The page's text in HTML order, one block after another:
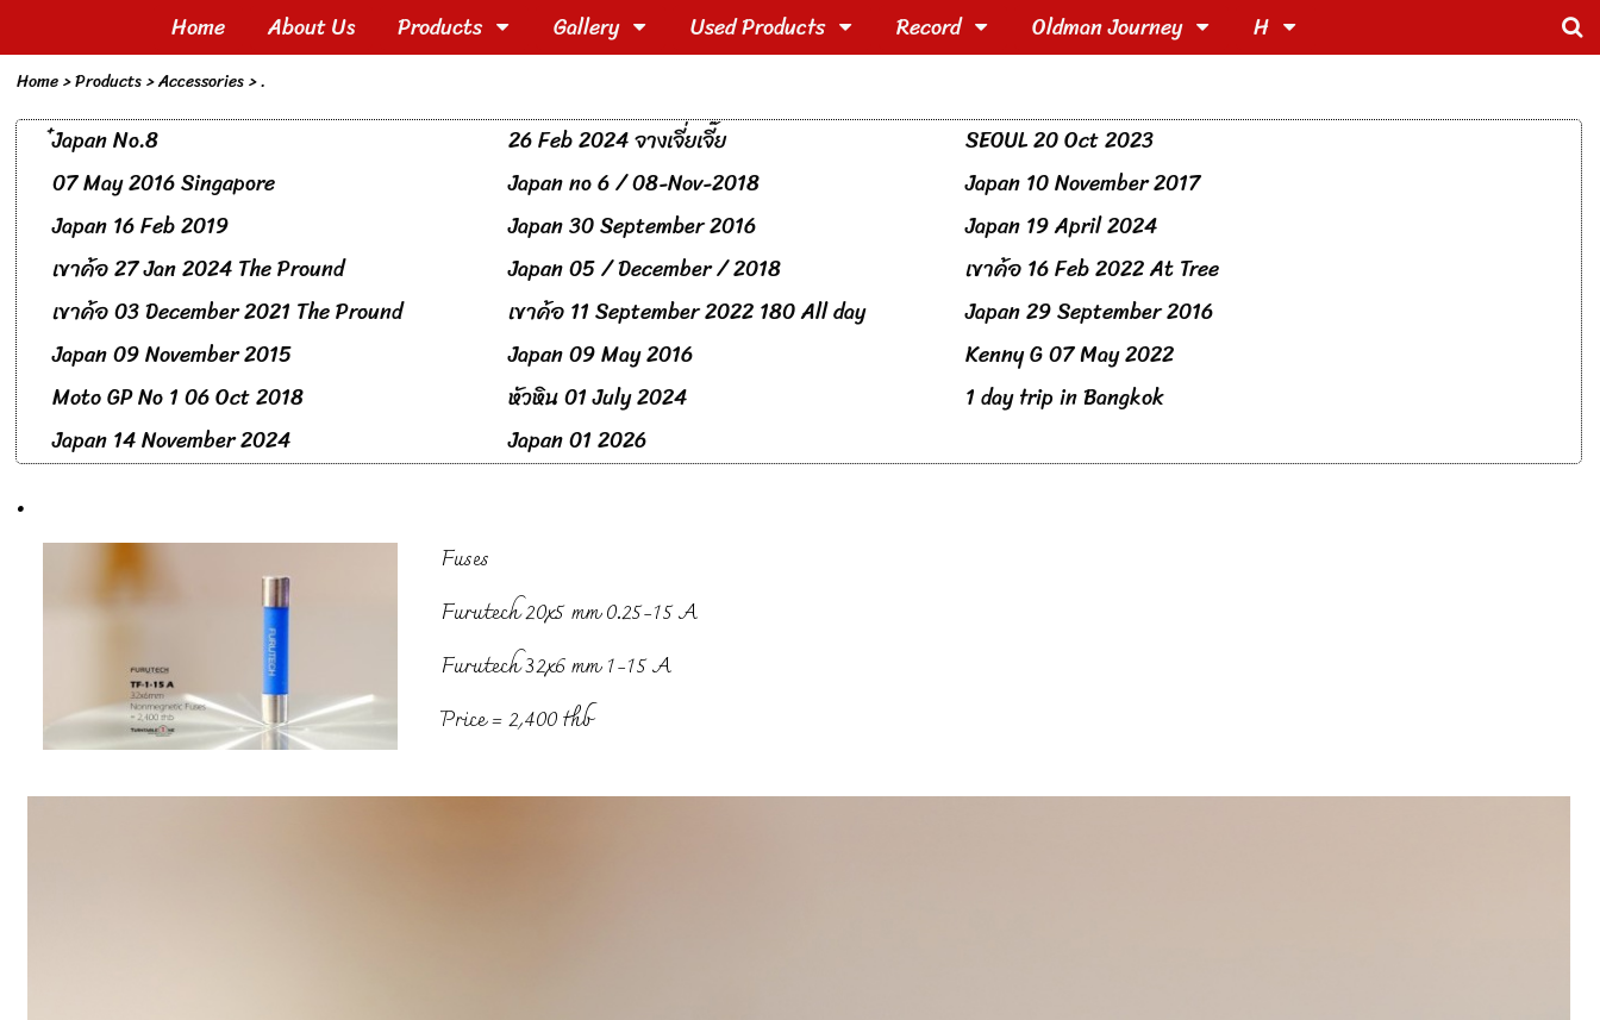
Home About Us Products Gallery Used Products Record Oldman Journey H
Home> Products >Accessories>.
๋Japan No.8 26 Feb 2024 จางเจี่ยเจี๊ย
SEOUL 20 Oct 2023
07 May 2016 Singapore
Japan no 6 / 08-Nov-2018
Japan 10 November 2017
Japan 16 Feb 2019
Japan 30 September 2016
Japan 19 April 2024
เขาค้อ 27 Jan 2024 The Pround
Japan 05 / December / 2018
เขาค้อ 16 Feb 2022 At Tree
เขาค้อ 03 December 2021 The Pround
เขาค้อ 11 September 2022 180 All day
Japan 29 September 2016
Japan 09 November 2015
Japan 09 May 2016
Kenny G 07 May 2022
Moto GP No 1 06 Oct 2018
หัวหิน 01 July 2024
1 day trip in Bangkok
Japan 14 November 2024
Japan 01 2026
.
Fuses
Furutech 20x5 mm 0.25-15 A
Furutech 32x6 mm 1-15 A
Price = 2,400 thb